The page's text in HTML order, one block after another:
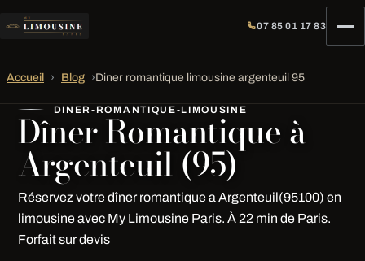
07 85 01 17 83
Accueil › Blog ›Diner romantique limousine argenteuil 95
DINER-ROMANTIQUE-LIMOUSINE
Dîner Romantique à
Argenteuil (95)
Réservez votre dîner romantique a Argenteuil(95100) en
limousine avec My Limousine Paris. À 22 min de Paris.
Forfait sur devis